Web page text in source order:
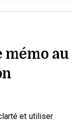
au
et utiliser